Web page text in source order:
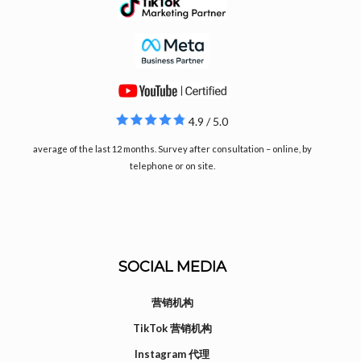
4.9 / 5.0
average of the last 12 months. Survey after consultation – online, by
telephone or on site.
SOCIAL MEDIA
营销机构
TikTok 营销机构
Instagram 代理